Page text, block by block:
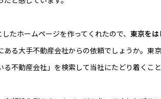
たホームページを作ってくれたので、 東京をは
ある大手不動産会社からの依頼でしょうか。東
不動産会社」を検索して当社にたどり着くこと